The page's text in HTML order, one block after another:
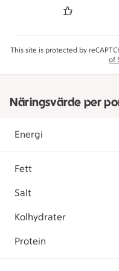
This site is protected by
of
Näringsvärde per
Energi
Fett
Salt
Kolhydrater
Protein